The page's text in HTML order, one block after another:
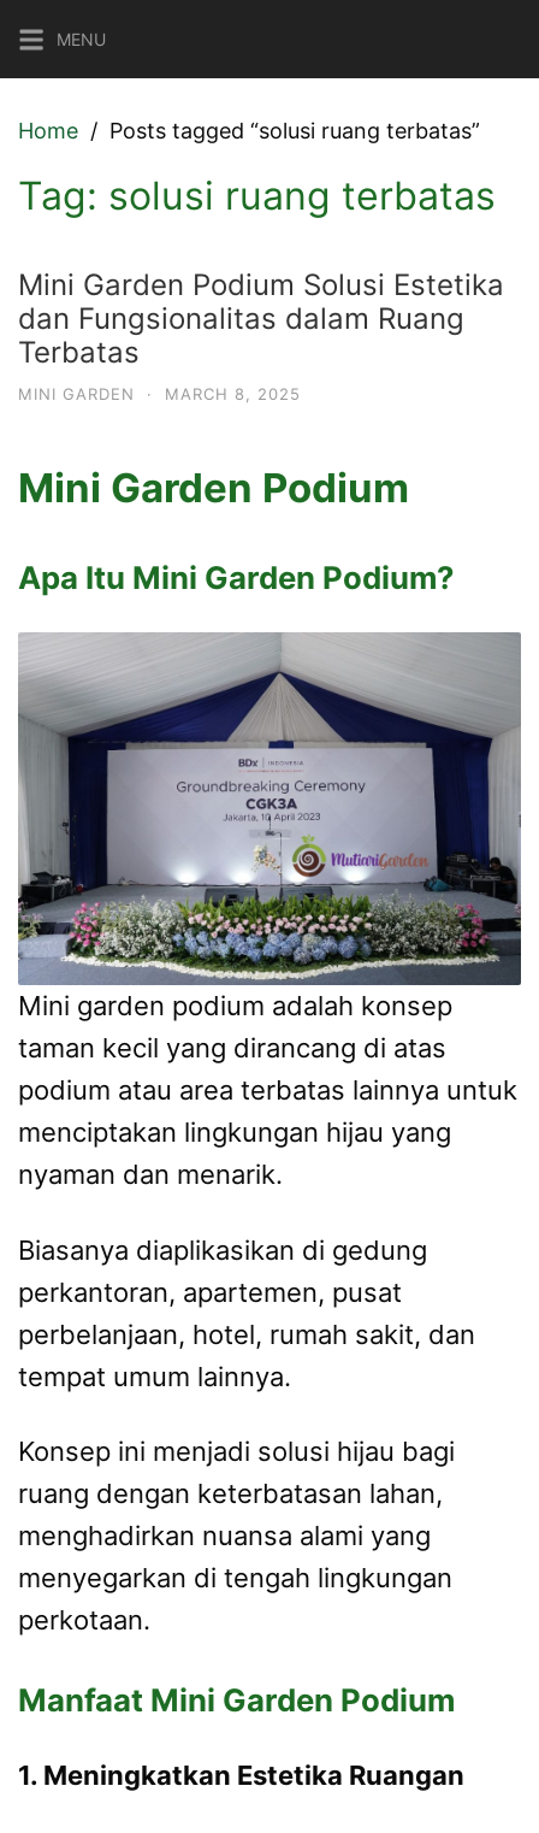
to
MENU
Home Posts tagged “solusi ruang terbatas”
Tag: solusi ruang terbatas
Mini Garden Podium Solusi Estetika
dan Fungsionalitas dalam Ruang
Terbatas
MINI GARDEN · MARCH 8, 2025
Mini Garden Podium
Apa Itu Mini Garden Podium?
Mini garden podium adalah konsep
taman kecil yang dirancang di atas
podium atau area terbatas lainnya untuk
menciptakan lingkungan hijau yang
nyaman dan menarik.
Biasanya diaplikasikan di gedung
perkantoran, apartemen, pusat
perbelanjaan, hotel, rumah sakit, dan
tempat umum lainnya.
Konsep ini menjadi solusi hijau bagi
ruang dengan keterbatasan lahan,
menghadirkan nuansa alami yang
menyegarkan di tengah lingkungan
perkotaan.
Manfaat Mini Garden Podium
1. Meningkatkan Estetika Ruangan